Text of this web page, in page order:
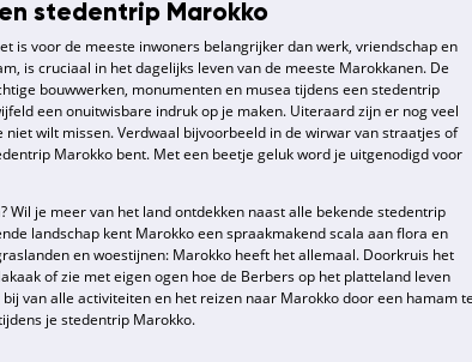
stedentrip Marokko
is voor de meeste inwoners belangrijker dan werk, vriendschap en
is cruciaal in het dagelijks leven van de meeste Marokkanen. De
bouwwerken, monumenten en musea tijdens een stedentrip
een onuitwisbare indruk op je maken. Uiteraard zijn er nog veel
wilt missen. Verdwaal bijvoorbeeld in de wirwar van straatjes of
Marokko bent. Met een beetje geluk word je uitgenodigd voor
Wil je meer van het land ontdekken naast alle bekende stedentrip
landschap kent Marokko een spraakmakend scala aan flora en
en woestijnen: Marokko heeft het allemaal. Doorkruis het
of zie met eigen ogen hoe de Berbers op het platteland leven
van alle activiteiten en het reizen naar Marokko door een hamam
je stedentrip Marokko.